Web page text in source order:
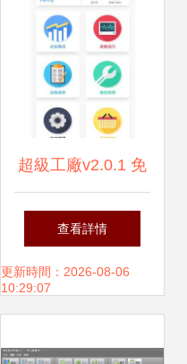
超級工廠v2.0.1 免
費(fèi)下載與使用
指南，解鎖手機(jī)
查看詳情
更新時間：2026-08-06
10:29:07